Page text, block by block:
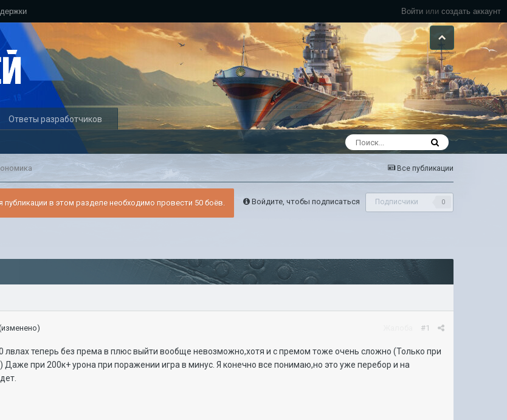
Войти или создать аккаунт
Ответы разработчиков
Все публикации
Войдите, чтобы подписаться Подписчики 0
публикации в этом разделе необходимо провести 50 боёв.
#1
лвлах теперь без према в плюс выйти вообще невозможно,хотя и с премом тоже очень сложно (Только при
при 200к+ урона при поражении игра в минус. Я конечно все понимаю,но это уже перебор и на